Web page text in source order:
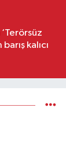
‘Terörsüz
kalıcı